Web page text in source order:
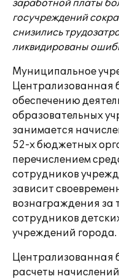
заработной платы
госучреждений
снизились
ликвидированы
Муниципальное
Централизованная
обеспечению
образовательных
занимается
52-х бюджетных
перечислением
сотрудников
зависит
вознаграждения за
сотрудников
учреждений города.
Централизованная
расчеты